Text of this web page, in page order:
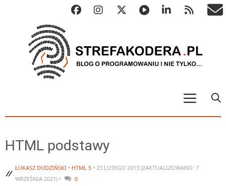
ALGO
Abstrakcyjne struktury danych
Metody numeryczne
HTML podstawy
ŁUKASZ DUDZIŃSKI • HTML 5 • 23 LUTEGO 2013 (ZAKTUALIZOWANO: 7
WRZEŚNIA 2021) •
0